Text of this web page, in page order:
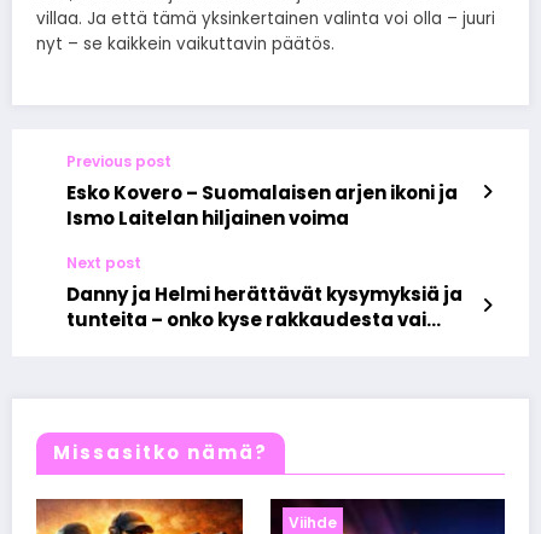
villaa. Ja että tämä yksinkertainen valinta voi olla – juuri
nyt – se kaikkein vaikuttavin päätös.
Previous post
Esko Kovero – Suomalaisen arjen ikoni ja
Ismo Laitelan hiljainen voima
Next post
Danny ja Helmi herättävät kysymyksiä ja
tunteita – onko kyse rakkaudesta vai
Missasitko nämä?
Viihde